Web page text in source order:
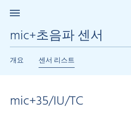
mic+초음파 센서
개요 센서 리스트
mic+35/IU/TC